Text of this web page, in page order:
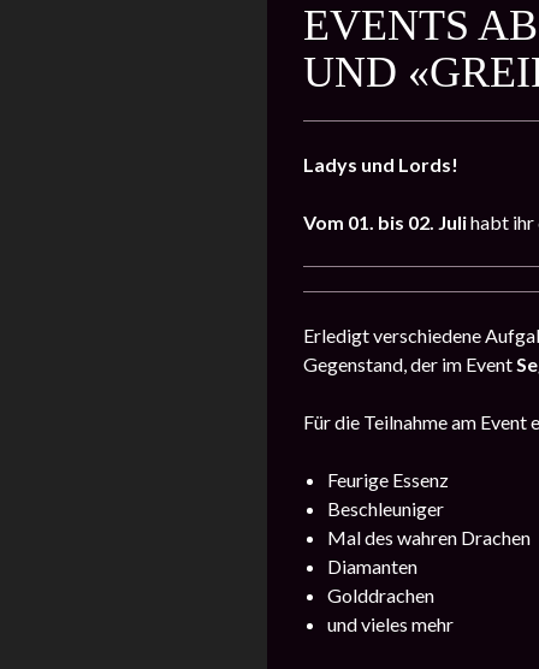
EVENTS
UND
Ladys und Lords!
Vom 01. bis 02. Julihabt ihr
Erledigt verschiedene
Gegenstand, der im Event
Für die Teilnahme am Event
Feurige Essenz
Beschleuniger
Mal des wahren Drachen
Diamanten
Golddrachen
und vieles mehr